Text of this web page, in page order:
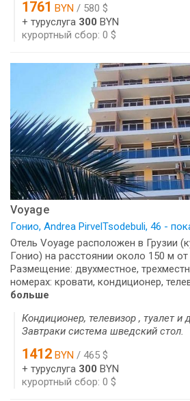
1761 BYN / 580 $
+ туруслуга 300 BYN
курортный сбор: 0 $
Voyage
Гонио, Andrea PirvelTsodebuli, 46 -
Отель Voyage расположен в Грузии
Гонио) на расстоянии около 150 м от
Размещение: двухместное,
номерах: кровати, кондиционер,
больше
Кондиционер, телевизор , туалет и
Завтраки система шведский стол.
1412 BYN / 465 $
+ туруслуга 300 BYN
курортный сбор: 0 $